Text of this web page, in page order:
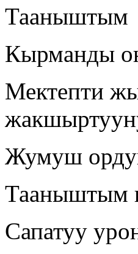
Тааныштым
Кырманды
Мектепти
Жумуш
Тааныштым
Сапатуу